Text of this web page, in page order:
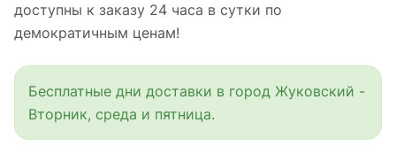
доступны к заказу 24 часа в сутки по
демократичным ценам!
Бесплатные дни доставки в город Жуковский -
Вторник, среда и пятница.